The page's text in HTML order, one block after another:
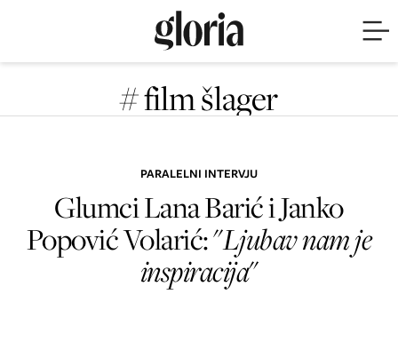
# film šlager
PARALELNI INTERVJU
Glumci Lana Barić i Janko
Popović Volarić: "Ljubav nam je
inspiracija"